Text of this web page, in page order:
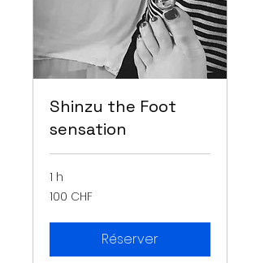
Shinzu the Foot
sensation
1 h
100
francs
100 CHF
Réserver